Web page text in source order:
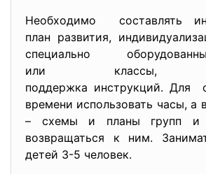
Необходимо составлять
план развития,
специально
или классы,
поддержка инструкций. Для
времени использовать часы, а
– схемы и планы групп и
возвращаться к ним.
детей 3-5 человек.